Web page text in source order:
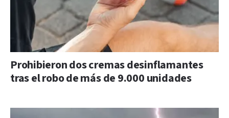
Prohibieron dos cremas desinflamantes
tras el robo de más de 9.000 unidades